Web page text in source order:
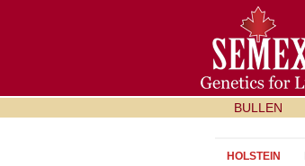
BULLEN
HOLSTEIN